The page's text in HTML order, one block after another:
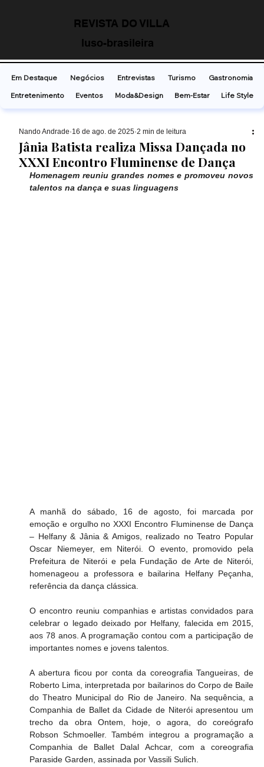
REVISTA DO VILLA
luso-brasileira
Jânia Batista realiza Missa Dançada no
XXXI Encontro Fluminense de Dança
Nando Andrade 16 de ago. de 2025 2 min de leitura
Homenagem reuniu grandes nomes e promoveu novos
talentos na dança e suas linguagens
A manhã do sábado, 16 de agosto, foi marcada por
emoção e orgulho no XXXI Encontro Fluminense de Dança
– Helfany & Jânia & Amigos, realizado no Teatro Popular
Oscar Niemeyer, em Niterói. O evento, promovido pela
Prefeitura de Niterói e pela Fundação de Arte de Niterói,
homenageou a professora e bailarina Helfany Peçanha,
referência da dança clássica.
O encontro reuniu companhias e artistas convidados para
celebrar o legado deixado por Helfany, falecida em 2015,
aos 78 anos. A programação contou com a participação de
importantes nomes e jovens talentos.
A abertura ficou por conta da coreografia Tangueiras, de
Roberto Lima, interpretada por bailarinos do Corpo de Baile
do Theatro Municipal do Rio de Janeiro. Na sequência, a
Companhia de Ballet da Cidade de Niterói apresentou um
trecho da obra Ontem, hoje, o agora, do coreógrafo
Robson Schmoeller. Também integrou a programação a
Companhia de Ballet Dalal Achcar, com a coreografia
Paraside Garden, assinada por Vassili Sulich.
Em Destaque Negócios Entrevistas Turismo
Gastronomia
Entretenimento
Eventos Moda&Design Bem-Estar Life Style